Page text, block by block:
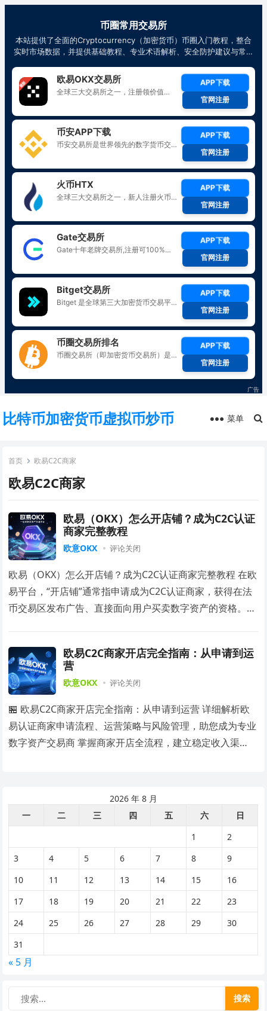
比特币加密货币虚拟币炒币 菜单
首页 欧易C2C商家
欧易C2C商家
欧易（OKX）怎么开店铺？成为C2C认证
商家完整教程
欧意OKX 评论关闭
欧易（OKX）怎么开店铺？成为C2C认证商家完整教程 在欧
易平台，“开店铺”通常指申请成为C2C认证商家，获得在法
币交易区发布广告、直接面向用户买卖数字资产的资格。本
欧易C2C商家开店完全指南：从申请到运
营
欧意OKX 评论关闭
🏪 欧易C2C商家开店完全指南：从申请到运营 详细解析欧
易认证商家申请流程、运营策略与风险管理，助您成为专业
数字资产交易商 掌握商家开店全流程，建立稳定收入渠
2026 年 8 月
一
二 三 四 五 六
日
1
2
3
4 5 6 7 8
9
10
11 12 13 14 15
16
17
18 19 20 21 22
23
24
25 26 27 28 29
30
31
« 5 月
搜索